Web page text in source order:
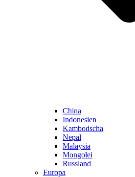
China
Indonesien
Kambodscha
Nepal
Malaysia
Mongolei
Russland
Europa